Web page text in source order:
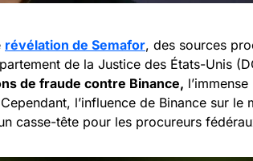
révélation de Semafor, des sources
de la Justice des États-Unis
de fraude contre Binance,
l’influence de Binance sur
casse-tête pour les procureurs